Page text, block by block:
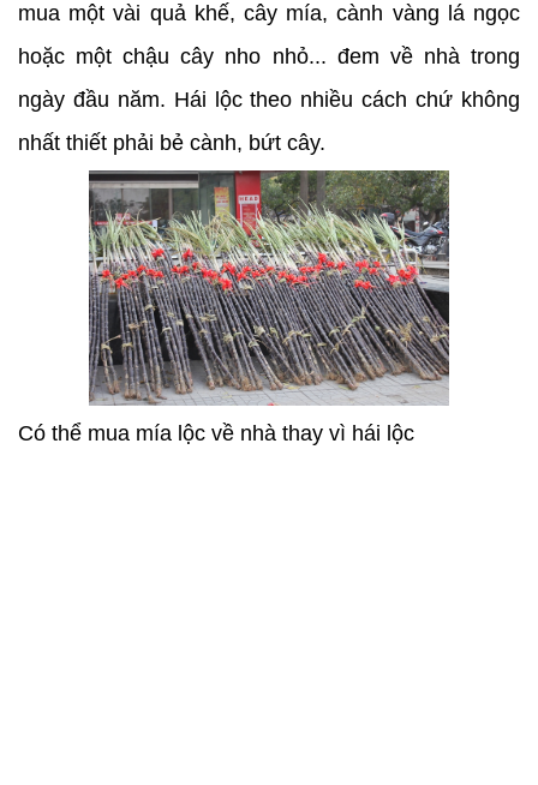
mua một vài quả khế, cây mía, cành vàng lá ngọc
hoặc một chậu cây nho nhỏ... đem về nhà trong
ngày đầu năm. Hái lộc theo nhiều cách chứ không
nhất thiết phải bẻ cành, bứt cây.
Có thể mua mía lộc về nhà thay vì hái lộc